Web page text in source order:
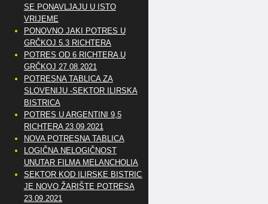
SE PONAVLJAJU U ISTO
VRIJEME
PONOVNO JAKI POTRES U
GRČKOJ 5.3 RICHTERA
POTRES OD 6 RICHTERA U
GRČKOJ 27.08.2021
POTRESNA TABLICA ZA
SLOVENIJU -SEKTOR ILIRSKA
BISTRICA
POTRES U ARGENTINI 9,5
RICHTERA 23.09.2021
NOVA POTRESNA TABLICA
LOGIČNA NELOGIČNOST
UNUTAR FILMA MELANCHOLIA
SEKTOR KOD ILIRSKE BISTRICE
JE NOVO ŽARIŠTE POTRESA
23.09.2021